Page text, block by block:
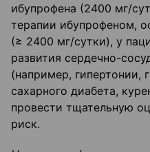
ибупрофена (2400 мг/
терапии ибупрофеном,
(≥ 2400 мг/сутки), у
развития сердечно-
(например, гипертонии,
сахарного диабета,
провести тщательную
риск.